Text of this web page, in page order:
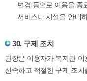
변경 등으로 이용을 종
서비스나 시설을 안내
30. 구제 조치
관장은 이용자가 복지관
신속하고 적절한 구제 조치